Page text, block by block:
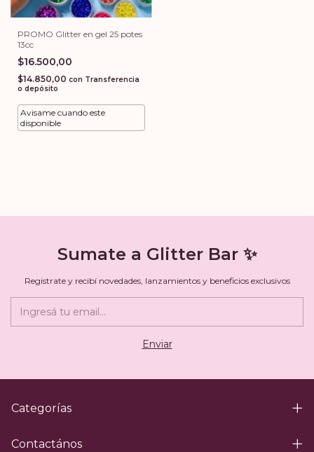
PROMO Glitter en gel 25 potes
13cc
$16.500,00
$14.850,00 con Transferencia
o depósito
Avisame cuando este
disponible
Sumate a Glitter Bar ✨
Registrate y recibí novedades, lanzamientos y beneficios exclusivos
Categorías
Contactános